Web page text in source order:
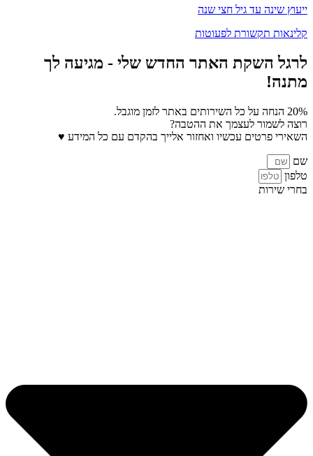
ייעוץ שינה עד גיל חצי שנה
קלינאות תקשורת לפעוטות
לרגל השקת האתר החדש שלי - מגיעה לך
מתנה!
20% הנחה על כל השירותים באתר לזמן מוגבל.
רוצה לשמור לעצמך את ההטבה?
השאירי פרטים עכשיו ואחזור אלייך בהקדם עם כל המידע ♥️
שם
טלפון
בחרי שירות